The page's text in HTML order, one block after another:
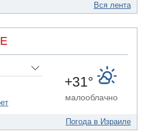
велосипедист
о нападении хуситов
Вся лента
+31°
малооблачно
Погода в Израиле